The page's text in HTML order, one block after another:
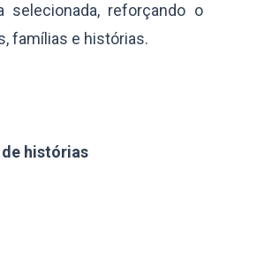
reforçando o
famílias e histórias.
histórias